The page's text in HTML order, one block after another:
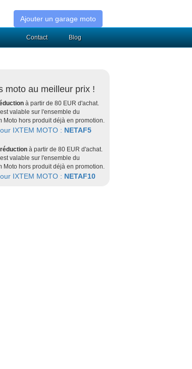
Ajouter un garage moto
Blog
Contact
moto au meilleur prix !
à partir de 80 EUR d'achat.
valable sur l'ensemble du
Moto hors produit déjà en promotion.
IXTEM MOTO : NETAF5
à partir de 80 EUR d'achat.
valable sur l'ensemble du
Moto hors produit déjà en promotion.
IXTEM MOTO : NETAF10